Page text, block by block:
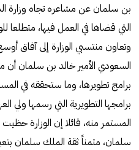
بن سلمان عن مشاعره تجاه وزارة
التي قضاها في العمل فيها، متطلعا
وتعاون منتسبي الوزارة إلى آفاق
السعودي الأمير خالد بن سلمان أن
برامج تطويرها، وما ستحققه في
برامجها التطويرية التي رسمها ولي
المستمر منه، قائلا إن الوزارة
سلمان، مثمناً ثقة الملك سلمان